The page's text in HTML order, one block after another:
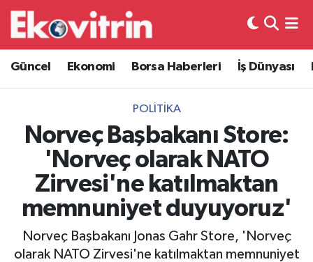
Güncel Ekonomi Borsa Haberleri İş Dünyası
POLITIKA
Norveç Başbakanı Store:
'Norveç olarak NATO
Zirvesi'ne katılmaktan
memnuniyet duyuyoruz'
Norveç Başbakanı Jonas Gahr Store, 'Norveç
olarak NATO Zirvesi'ne katılmaktan memnuniyet
Güncel
Ekonomi
Borsa Haberleri
İş Dünyası
Lojistik
Otovitrin
Hava Durumu
Trafik Durumu
Süper Lig Puan Durumu ve Fikstür
Tüm Manşetler
Son Dakika Haberleri
Haber Arşivi